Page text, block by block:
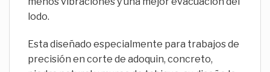
lodo.
Esta diseñado especialmente para trabajos de
precisión en corte de adoquin, concreto,